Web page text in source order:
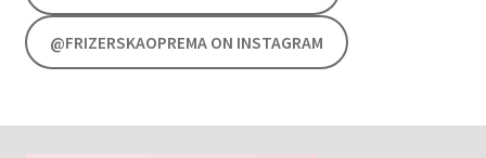
@FRIZERSKAOPREMA ON INSTAGRAM